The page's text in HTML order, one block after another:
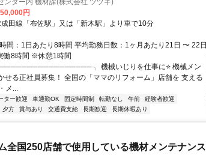
ンター内 機材課(株式会社 ツヅキ)
円
田線「布佐駅」又は「新木駅」より車で10分
間：1日あたり8時間 平均勤務日数：1ヶ月あたり21日 〜 22日
働8時間 ※休憩1時間
機械いじりを仕事に⭐ 機械メン
せる正社員募集！ 全国の「ママのリフォーム」店舗を 支える
メ...
ター歓迎 車通勤OK 固定時間制 転勤なし 午前
経験者歓迎
夕方 賞与あり 交通費支給 長期歓迎 長期休暇あり
全国250店舗で使用している機材メンテナンス